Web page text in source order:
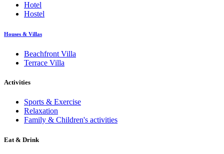
Hotel
Hostel
Houses & Villas
Beachfront Villa
Terrace Villa
Activities
Sports & Exercise
Relaxation
Family & Children's activities
Eat & Drink